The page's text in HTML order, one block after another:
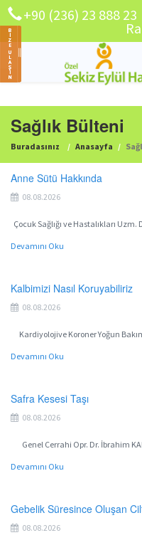
+90 (236) 23 888 23
Sağlık Bülteni
Buradasınız Anasayfa
Anne Sütü Hakkında
08.08.2026
Çocuk Sağlığı ve Hastalıkları
Devamını Oku
Kalbimizi Nasıl Koruyabiliriz
08.08.2026
Kardiyolojive Koroner Yoğun
Devamını Oku
Safra Kesesi Taşı
08.08.2026
Genel Cerrahi Opr. Dr. İbrahim
Devamını Oku
Gebelik Süresince Oluşan
08.08.2026